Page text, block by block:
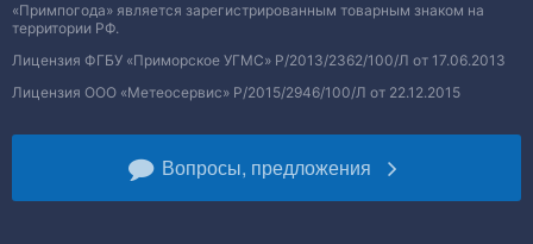
«Примпогода» является зарегистрированным товарным знаком на
территории РФ.
Лицензия ФГБУ «Приморское УГМС» Р/2013/2362/100/Л от 17.06.2013
Лицензия ООО «Метеосервис» Р/2015/2946/100/Л от 22.12.2015
Вопросы, предложения